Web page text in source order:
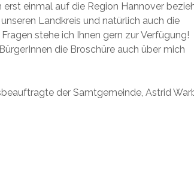
einmal auf die Region Hannover
Landkreis und natürlich auch die
stehe ich Ihnen gern zur Verfügung!
die Broschüre auch über mich
der Samtgemeinde, Astrid